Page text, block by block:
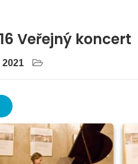
Veřejný koncert
2021